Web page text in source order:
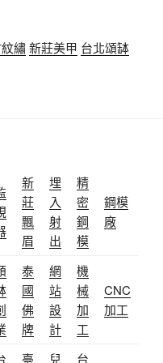
繡新莊美甲 台北頌缽
新
莊
飄
眉
埋
入
射
出
精
密
鋼
模
鋼模
廠
泰
國
佛
牌
網
站
設
計
機
械
加
工
CNC
加工
臺 兒 台